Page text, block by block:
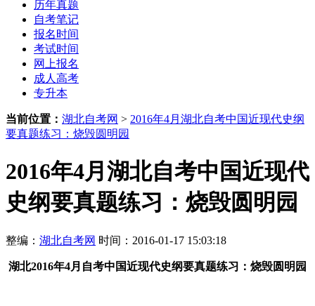
历年真题
自考笔记
报名时间
考试时间
网上报名
成人高考
专升本
当前位置： 湖北自考网 > 2016年4月湖北自考中国近现代史纲
要真题练习：烧毁圆明园
2016年4月湖北自考中国近现代
史纲要真题练习：烧毁圆明园
整编： 湖北自考网 时间：2016-01-17 15:03:18
湖北2016年4月自考中国近现代史纲要真题练习：烧毁圆明园